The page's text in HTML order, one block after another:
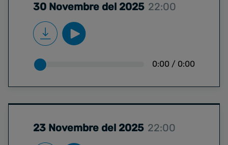
30 Novembre del 2025 22:00
0:00 / 0:00
23 Novembre del 2025 22:00